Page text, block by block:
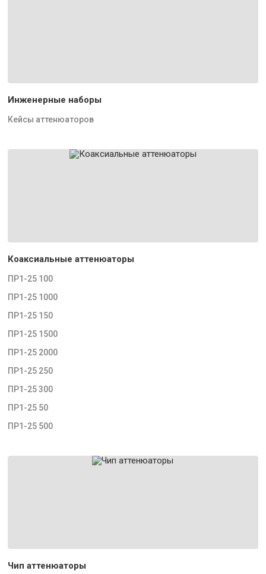
Инженерные наборы
Кейсы аттенюаторов
Коаксиальные аттенюаторы
ПР1-25 100
ПР1-25 1000
ПР1-25 150
ПР1-25 1500
ПР1-25 2000
ПР1-25 250
ПР1-25 300
ПР1-25 50
ПР1-25 500
Чип аттенюаторы